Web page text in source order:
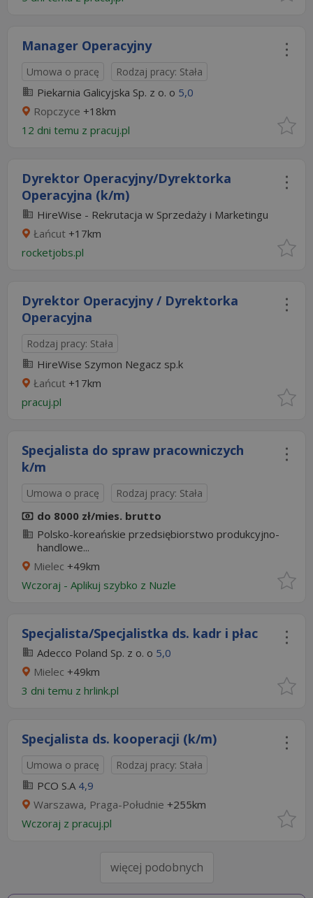
Manager Operacyjny
Umowa o pracę Rodzaj pracy: Stała
Piekarnia Galicyjska Sp. z o. o 5,0
Ropczyce +18km
12 dni temu z pracuj.pl
Dyrektor Operacyjny/Dyrektorka
Operacyjna (k/m)
HireWise - Rekrutacja w Sprzedaży i Marketingu
Łańcut +17km
rocketjobs.pl
Dyrektor Operacyjny / Dyrektorka
Operacyjna
Rodzaj pracy: Stała
HireWise Szymon Negacz sp.k
Łańcut +17km
pracuj.pl
Specjalista do spraw pracowniczych
k/m
Umowa o pracę Rodzaj pracy: Stała
do 8000 zł/mies. brutto
Polsko-koreańskie przedsiębiorstwo produkcyjno-
handlowe...
Mielec +49km
Wczoraj - Aplikuj szybko z Nuzle
Specjalista/Specjalistka ds. kadr i płac
Adecco Poland Sp. z o. o 5,0
Mielec +49km
3 dni temu z hrlink.pl
Specjalista ds. kooperacji (k/m)
Umowa o pracę Rodzaj pracy: Stała
PCO S.A 4,9
Warszawa, Praga-Południe +255km
Wczoraj z pracuj.pl
więcej podobnych